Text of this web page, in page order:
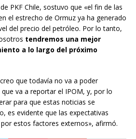
PKF Chile, sostuvo que «el fin de las
el estrecho de Ormuz ya ha generado
del precio del petróleo. Por lo tanto,
tendremos una mejor
a lo largo del próximo
que todavía no va a poder
va a reportar el IPOM, y, por lo
para que estas noticias se
es evidente que las expectativas
estos factores externos», afirmó.